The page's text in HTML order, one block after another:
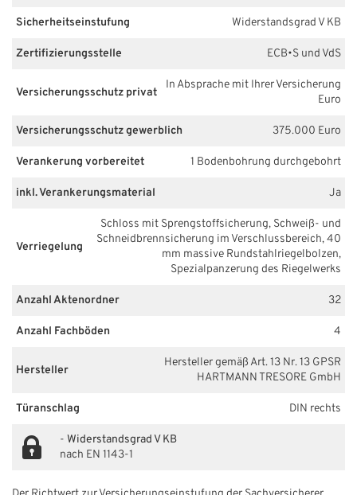
Sicherheitseinstufung Widerstandsgrad V KB
Zertifizierungsstelle ECB•S und VdS
Versicherungsschutz privat
In Absprache mit Ihrer Versicherung
Euro
Versicherungsschutz gewerblich 375.000 Euro
Verankerung vorbereitet 1 Bodenbohrung durchgebohrt
inkl. Verankerungsmaterial Ja
Verriegelung
Schloss mit Sprengstoffsicherung, Schweiß- und
Schneidbrennsicherung im Verschlussbereich, 40
mm massive Rundstahlriegelbolzen,
Spezialpanzerung des Riegelwerks
Anzahl Aktenordner 32
Anzahl Fachböden 4
Hersteller
Hersteller gemäß Art. 13 Nr. 13 GPSR
HARTMANN TRESORE GmbH
Türanschlag DIN rechts
- Widerstandsgrad V KB
nach EN 1143-1